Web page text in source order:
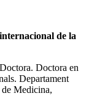
de la
Doctora en
Departament
Medicina,